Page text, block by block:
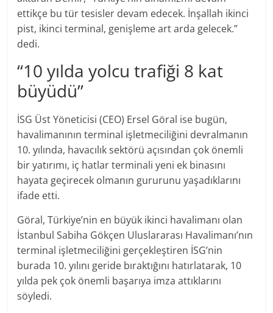
ettikçe bu tür tesisler devam edecek. İnşallah ikinci
pist, ikinci terminal, genişleme art arda gelecek.”
dedi.
“10 yılda yolcu trafiği 8 kat
büyüdü”
İSG Üst Yöneticisi (CEO) Ersel Göral ise bugün,
havalimanının terminal işletmeciliğini devralmanın
10. yılında, havacılık sektörü açısından çok önemli
bir yatırımı, iç hatlar terminali yeni ek binasını
hayata geçirecek olmanın gururunu yaşadıklarını
ifade etti.
Göral, Türkiye’nin en büyük ikinci havalimanı olan
İstanbul Sabiha Gökçen Uluslararası Havalimanı’nın
terminal işletmeciliğini gerçekleştiren İSG’nin
burada 10. yılını geride bıraktığını hatırlatarak, 10
yılda pek çok önemli başarıya imza attıklarını
söyledi.